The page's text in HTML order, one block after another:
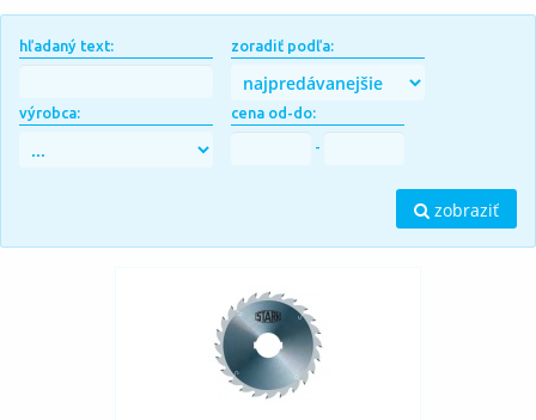
hľadaný text: zoradiť podľa:
výrobca: cena od-do:
-
zobraziť